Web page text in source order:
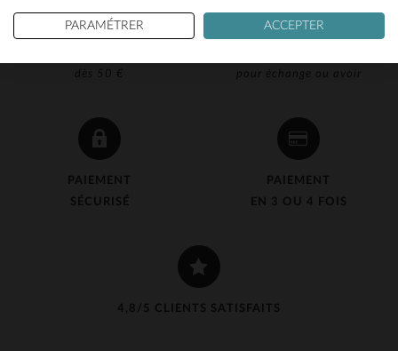
dès 50 €
pour échange ou avoir
PAIEMENT
SÉCURISÉ
PAIEMENT
EN 3 OU 4 FOIS
4,8/5 CLIENTS SATISFAITS
PARAMÉTRER ACCEPTER